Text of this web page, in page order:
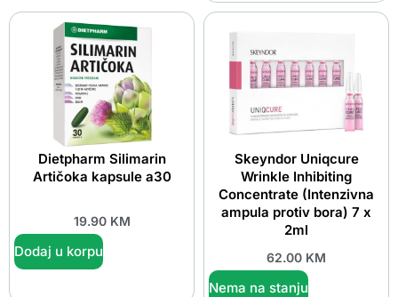
Dietpharm Silimarin
Artičoka kapsule a30
19.90 KM
Dodaj u korpu
Skeyndor Uniqcure
Wrinkle Inhibiting
Concentrate (Intenzivna
ampula protiv bora) 7 x
2ml
62.00 KM
Nema na stanju